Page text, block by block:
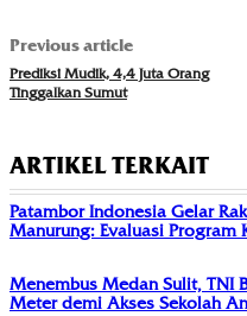
Previous article
Prediksi Mudik, 4,4 Juta Orang
Tinggalkan Sumut
ARTIKEL TERKAIT
Patambor Indonesia Gelar
Manurung: Evaluasi Program
Menembus Medan Sulit, TNI
Meter demi Akses Sekolah